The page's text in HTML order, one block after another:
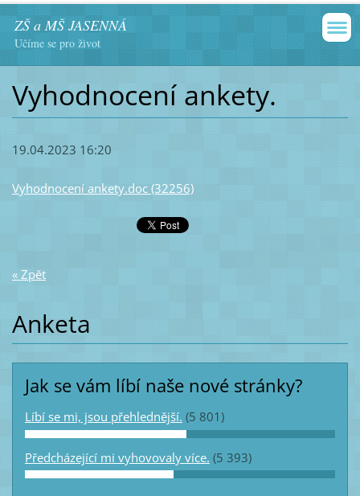
ZŠ a MŠ JASENNÁ
Učíme se pro život
Vyhodnocení ankety.
19.04.2023 16:20
Vyhodnocení ankety.doc (32256)
« Zpět
Anketa
Jak se vám líbí naše nové stránky?
Líbí se mi, jsou přehlednější. (5 801)
Předcházející mi vyhovovaly více. (5 393)